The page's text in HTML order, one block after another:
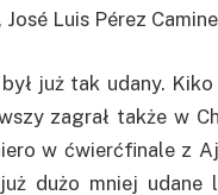
Luis Pérez
już tak udany. Kiko
zagrał także w
w ćwierćfinale z
dużo mniej